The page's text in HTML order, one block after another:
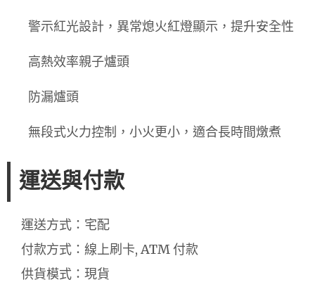
警示紅光設計，異常熄火紅燈顯示，提升安全性
高熱效率親子爐頭
防漏爐頭
無段式火力控制，小火更小，適合長時間燉煮
運送與付款
運送方式：宅配
付款方式：線上刷卡, ATM 付款
供貨模式：現貨